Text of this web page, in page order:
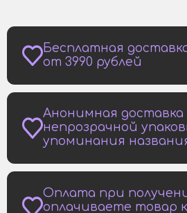
Бесплатная
от 3990 рублей
Анонимная доставка
непрозрачной
упоминания
Оплата при
оплачиваете товар